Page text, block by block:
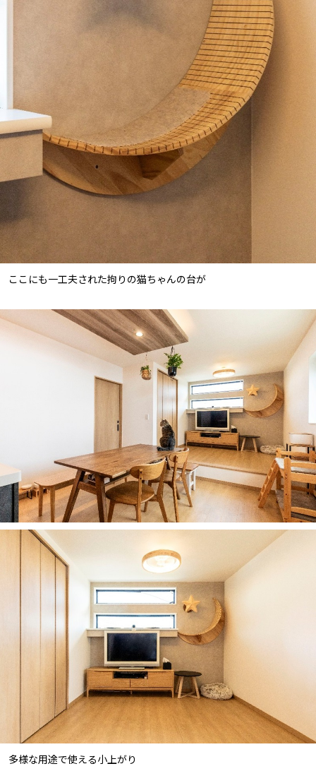
ここにも一工夫された拘りの猫ちゃんの台が
多様な用途で使える小上がり